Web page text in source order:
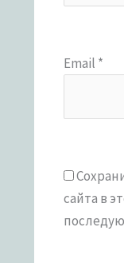
Email *
сайта в